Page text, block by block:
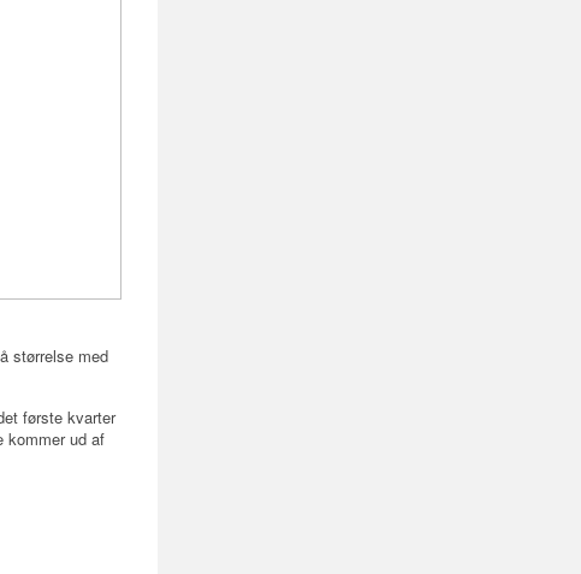
størrelse med
første kvarter
kommer ud af